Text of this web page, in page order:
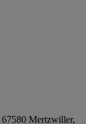
67580 Mertzwiller,